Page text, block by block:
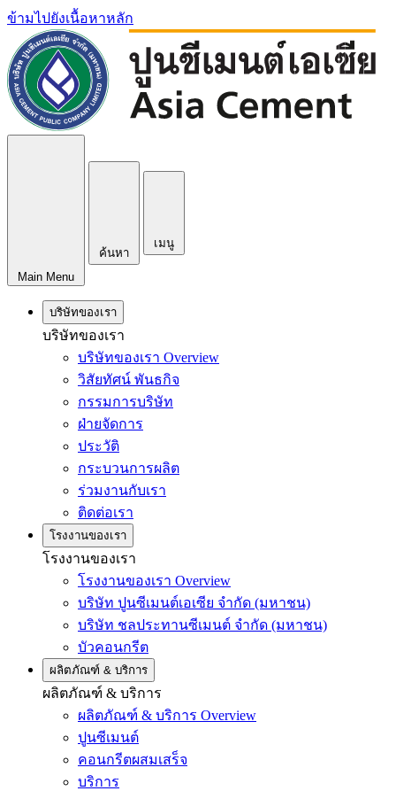
ข้ามไปยังเนื้อหาหลัก
Main Menu
ค้นหา
เมนู
บริษัทของเรา
บริษัทของเรา
บริษัทของเรา Overview
วิสัยทัศน์ พันธกิจ
กรรมการบริษัท
ฝ่ายจัดการ
ประวัติ
กระบวนการผลิต
ร่วมงานกับเรา
ติดต่อเรา
โรงงานของเรา
โรงงานของเรา
โรงงานของเรา Overview
บริษัท ปูนซีเมนต์เอเซีย จำกัด (มหาชน)
บริษัท ชลประทานซีเมนต์ จำกัด (มหาชน)
บัวคอนกรีต
ผลิตภัณฑ์ & บริการ
ผลิตภัณฑ์ & บริการ
ผลิตภัณฑ์ & บริการ Overview
ปูนซีเมนต์
คอนกรีตผสมเสร็จ
บริการ